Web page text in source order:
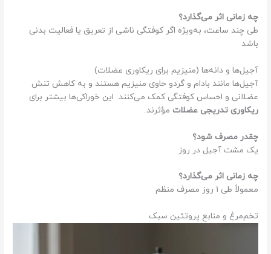
چه زمانی اثر می‌گذارد؟
طی چند ساعت، به‌ویژه اگر کوفتگی ناشی از تعریق یا فعالیت بدنی
باشد
آجیل‌ها و دانه‌ها (منیزیم برای ریکاوری عضلات)
آجیل‌ها مانند بادام و گردو حاوی منیزیم هستند و به کاهش تنش
عضلانی و احساس کوفتگی کمک می‌کنند. این خوراکی‌ها بیشتر برای
ریکاوری تدریجی عضلات مؤثرند.
چقدر مصرف شود؟
یک مشت آجیل در روز
چه زمانی اثر می‌گذارد؟
معمولاً طی ۱ روز مصرف منظم
تخم‌مرغ و منابع پروتئین سبک